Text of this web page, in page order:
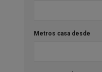
Metros casa desde